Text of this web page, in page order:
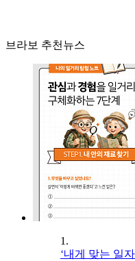
브라보 추천뉴스
1.
‘내게 맞는 일